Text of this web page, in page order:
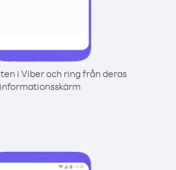
i Viber och ring från deras
informationsskärm